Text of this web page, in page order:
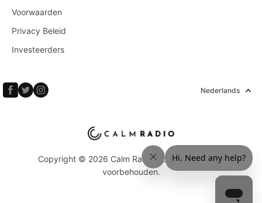
Voorwaarden
Privacy Beleid
Investeerders
Nederlands
Copyright © 2026 Calm Radio Corp. Alle rechten
voorbehouden.